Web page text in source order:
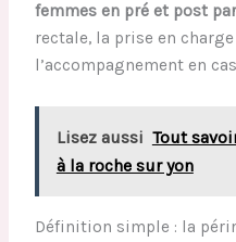
femmes en pré et post
rectale, la prise en
l’accompagnement en
Lisez aussi Tout
à la roche sur yon
Définition simple : la